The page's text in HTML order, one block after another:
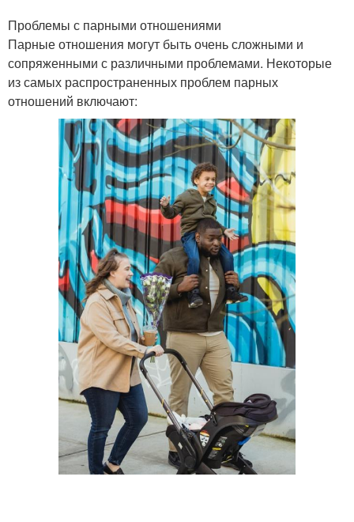
Проблемы с парными отношениями
Парные отношения могут быть очень сложными и
сопряженными с различными проблемами. Некоторые
из самых распространенных проблем парных
отношений включают: